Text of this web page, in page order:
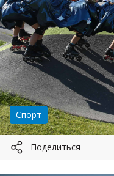
Категория:
Спорт
Поделиться